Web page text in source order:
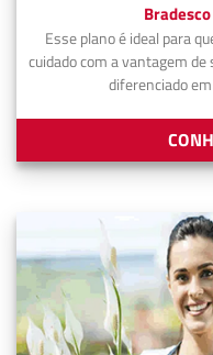
Esse plano é ideal para
cuidado com a vantagem
diferenciado